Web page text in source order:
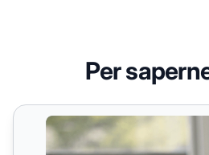
Per
Ricompense per le Prestazioni